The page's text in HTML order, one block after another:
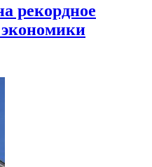
рекордное